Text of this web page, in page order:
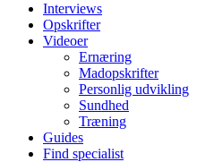
Interviews
Opskrifter
Videoer
Ernæring
Madopskrifter
Personlig udvikling
Sundhed
Træning
Guides
Find specialist